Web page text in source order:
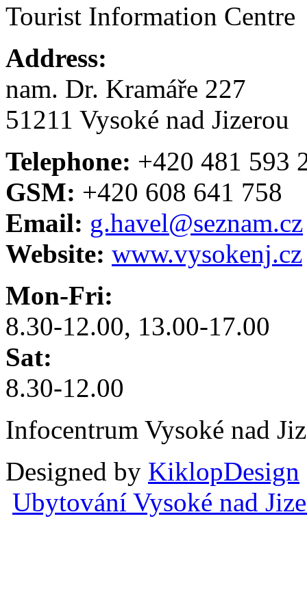
Tourist Information Centre
Address:
nam. Dr. Kramáře 227
51211 Vysoké nad Jizerou
Telephone: +420 481 593
GSM: +420 608 641 758
Email: g.havel@seznam.cz
Website: www.vysokenj.cz
Mon-Fri:
8.30-12.00, 13.00-17.00
Sat:
8.30-12.00
Infocentrum Vysoké nad
Designed by KiklopDesign
Ubytování Vysoké nad